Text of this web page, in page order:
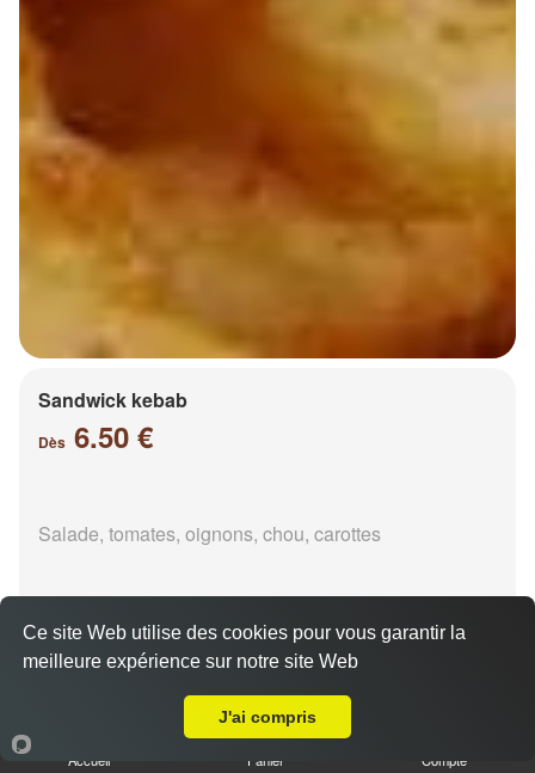
Sandwick kebab
Dès 6.50 €
Salade, tomates, oignons, chou, carottes
Accueil Panier Compte
Ce site Web utilise des cookies pour vous garantir la
meilleure expérience sur notre site Web
J'ai compris